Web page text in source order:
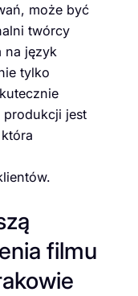
może być
twórcy
na język
tylko
produkcji jest
filmu